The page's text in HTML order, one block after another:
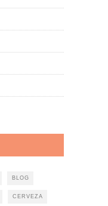
BLOG
CERVEZA